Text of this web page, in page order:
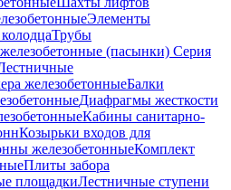
Элементы
Трубы
(пасынки) Серия
железобетонныеБалки
Диафрагмы жесткости
Кабины санитарно-
Козырьки входов для
железобетонныеКомплект
Плиты забора
площадкиЛестничные ступени